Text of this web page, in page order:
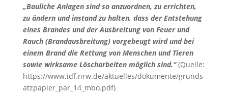
„Bauliche Anlagen sind so anzuordnen, zu errichten,
zu ändern und instand zu halten, dass der Entstehung
eines Brandes und der Ausbreitung von Feuer und
Rauch (Brandausbreitung) vorgebeugt wird und bei
einem Brand die Rettung von Menschen und Tieren
sowie wirksame Löscharbeiten möglich sind.“(Quelle:
https://www.idf.nrw.de/aktuelles/dokumente/grunds
atzpapier_par_14_mbo.pdf)